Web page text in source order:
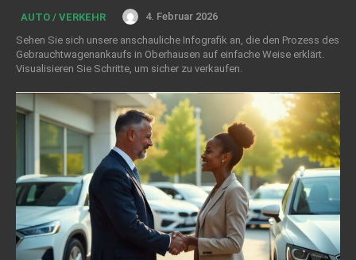
AUTO / VERKEHR
4. Februar 2026
Sehen Sie sich unsere anschauliche Infografik an, die den Prozess des
Gebrauchtwagenankaufs in Oberhausen auf einfache Weise erklärt.
Visualisieren Sie Schritte, um sicher zu verkaufen.